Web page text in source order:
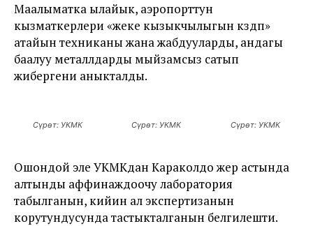
Маалыматка ылайык, аэропорттун
кызматкерлери «жеке кызыкчылыгын көздөп»
атайын техниканы жана жабдууларды, андагы
баалуу металлдарды мыйзамсыз сатып
жибергени аныкталды.
Сүрөт: УКМК Сүрөт: УКМК Сүрөт: УКМК
Ошондой эле УКМКдан Караколдо жер астында
алтынды аффинаждоочу лаборатория
табылганын, кийин ал экспертизанын
корутундусундатастыкталганын белгилешти.